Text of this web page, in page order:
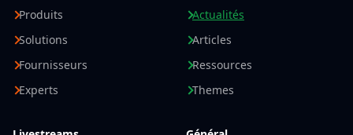
Produits
Solutions
Fournisseurs
Experts
Actualités
Articles
Ressources
Themes